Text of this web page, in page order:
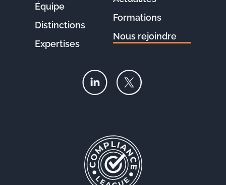
Équipe
Distinctions
Expertises
Formations
Nous rejoindre